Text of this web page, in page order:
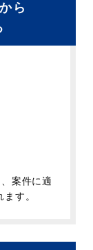
ら
案件に適
す。